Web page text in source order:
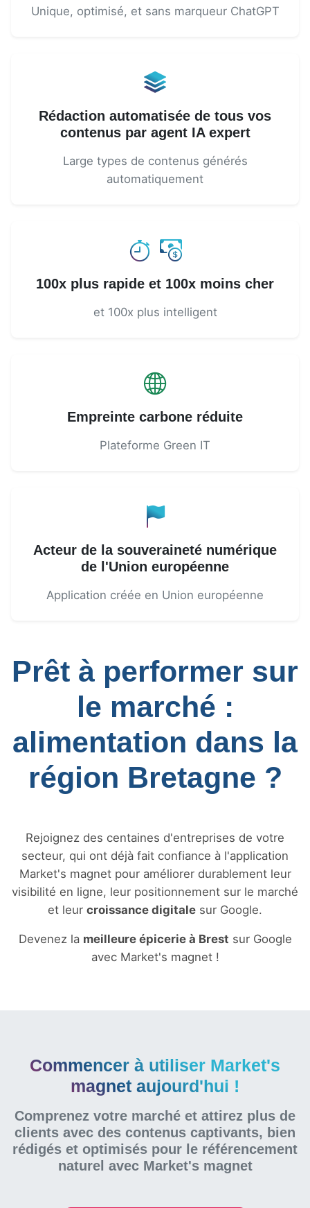
Unique, optimisé, et sans marqueur ChatGPT
Rédaction automatisée de tous vos
contenus par agent IA expert
Large types de contenus générés
automatiquement
100x plus rapide et 100x moins cher
et 100x plus intelligent
Empreinte carbone réduite
Plateforme Green IT
Acteur de la souveraineté numérique
de l'Union européenne
Application créée en Union européenne
Prêt à performer sur
le marché :
alimentation dans la
région Bretagne ?
Rejoignez des centaines d'entreprises de votre
secteur, qui ont déjà fait confiance à l'application
Market's magnet pour améliorer durablement leur
visibilité en ligne, leur positionnement sur le marché
et leur croissance digitale sur Google.
Devenez la meilleure épicerie à Brest sur Google
avec Market's magnet !
Commencer à utiliser Market's
magnet aujourd'hui !
Comprenez votre marché et attirez plus de
clients avec des contenus captivants, bien
rédigés et optimisés pour le référencement
naturel avec Market's magnet